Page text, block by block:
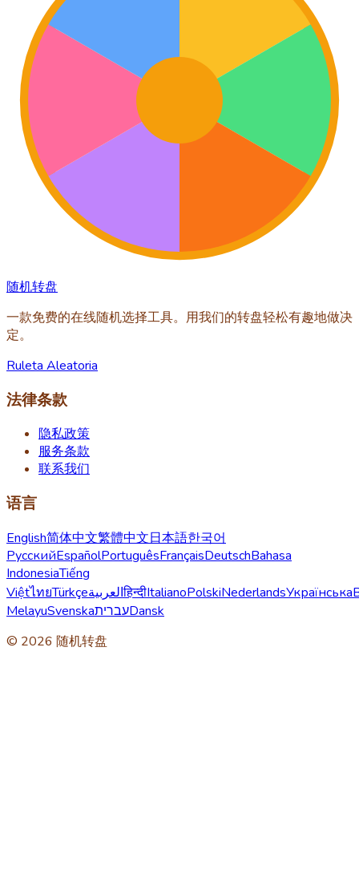
随机转盘
一款免费的在线随机选择工具。用我们的转盘轻松有趣地做决
定。
Ruleta Aleatoria
法律条款
隐私政策
服务条款
联系我们
语言
English简体中文繁體中文日本語한국어
РусскийEspañolPortuguêsFrançaisDeutschBahasa
IndonesiaTiếng
ViệtไทยTürkçeالعربيةहिन्दीItalianoPolskiNederlandsУкраїнська
MelayuSvenskaעבריתDansk
© 2026 随机转盘